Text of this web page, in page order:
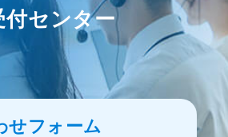
付センター
せフォーム